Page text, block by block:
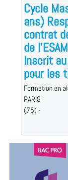
Cycle
ans)
contrat
de
Inscrit
pour les
Formation en
PARIS
(75) -